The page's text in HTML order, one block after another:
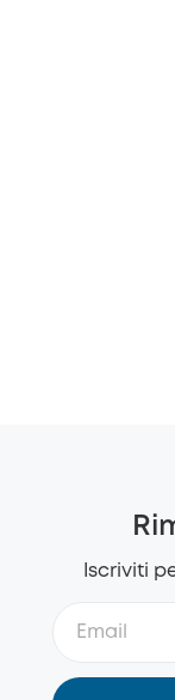
Iscriviti